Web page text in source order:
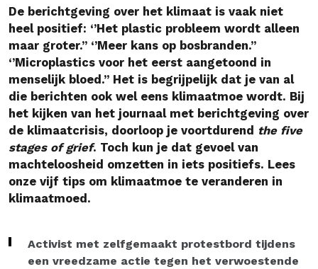
De berichtgeving over het klimaat is vaak niet
heel positief: ‘’Het plastic probleem wordt alleen
maar groter.’’ ‘’Meer kans op bosbranden.’’
‘’Microplastics voor het eerst aangetoond in
menselijk bloed.’’ Het is begrijpelijk dat je van al
die berichten ook wel eens klimaatmoe wordt. Bij
het kijken van het journaal met berichtgeving over
de klimaatcrisis, doorloop je voortdurend the five
stages of grief. Toch kun je dat gevoel van
machteloosheid omzetten in iets positiefs. Lees
onze vijf tips om klimaatmoe te veranderen in
klimaatmoed.
Activist met zelfgemaakt protestbord tijdens
een vreedzame actie tegen het verwoestende